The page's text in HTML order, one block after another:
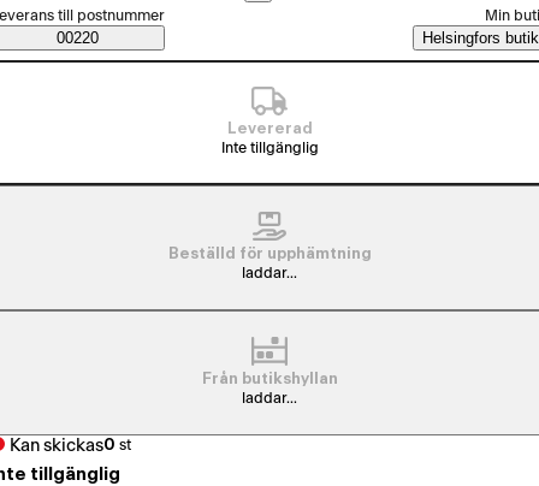
Saatavuustiedot
beställningssätt
till postnummer
00220
Min
Helsingfors butik
Levererad
Inte tillgänglig
Beställd för upphämtning
laddar...
Från butikshyllan
laddar...
Kan skickas0 st
tillgänglig